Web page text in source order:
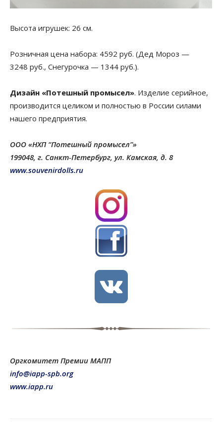
Высота игрушек: 26 см.
Розничная цена набора: 4592 руб. (Дед Мороз —
3248 руб., Снегурочка — 1344 руб.).
Дизайн «Потешный промысел». Изделие серийное,
производится целиком и полностью в России силами
нашего предприятия.
ООО «НХП “Потешный промысел”»
199048, г. Санкт-Петербург, ул. Камская, д. 8
www.souvenirdolls.ru
Оргкомитет Премии МАПП
info@iapp-spb.org
www.iapp.ru